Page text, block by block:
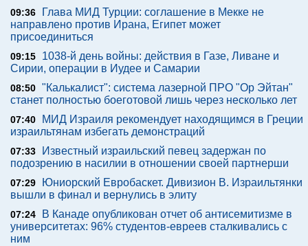
09:36
Глава МИД Турции: соглашение в Мекке не
направлено против Ирана, Египет может
присоединиться
09:15
1038-й день войны: действия в Газе, Ливане и
Сирии, операции в Иудее и Самарии
08:50 "Калькалист": система лазерной ПРО "Ор Эйтан"
станет полностью боеготовой лишь через несколько лет
07:40
МИД Израиля рекомендует находящимся в Греции
израильтянам избегать демонстраций
07:33
Известный израильский певец задержан по
подозрению в насилии в отношении своей партнерши
07:29
Юниорский Евробаскет. Дивизион В. Израильтянки
вышли в финал и вернулись в элиту
07:24
В Канаде опубликован отчет об антисемитизме в
университетах: 96% студентов-евреев сталкивались с
ним